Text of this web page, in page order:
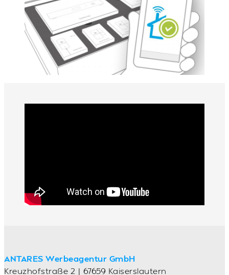
ANTARES Werbeagentur GmbH
Kreuzhofstraße 2 | 67659 Kaiserslautern